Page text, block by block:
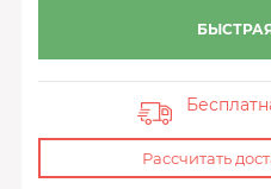
Рассчитать